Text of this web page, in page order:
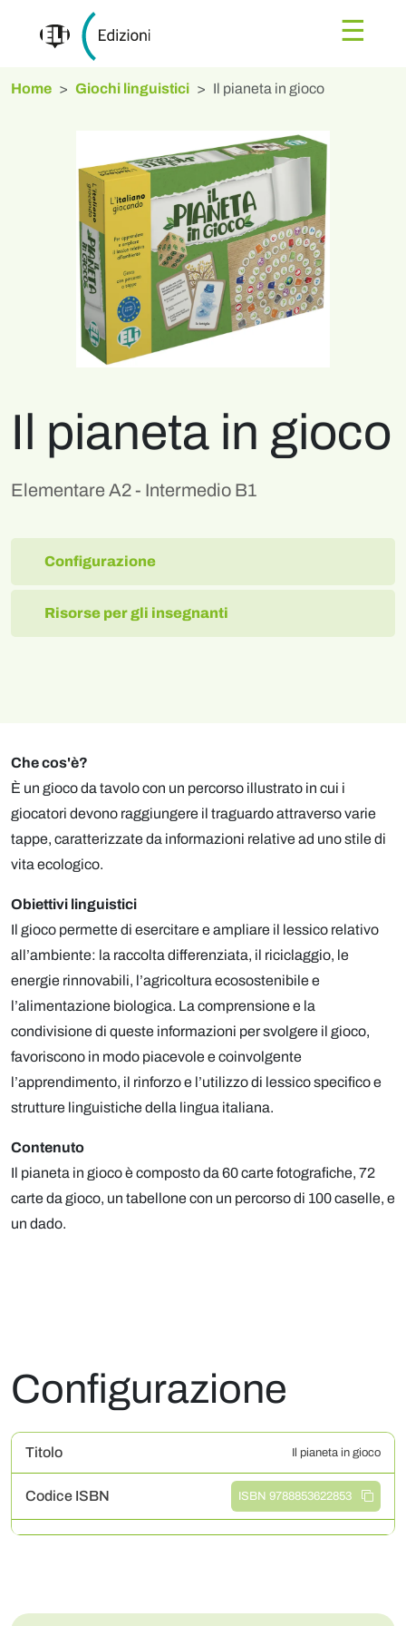
☰
Home Giochi linguistici Il pianeta in gioco
Il pianeta in gioco
Elementare A2 - Intermedio B1
Configurazione
Risorse per gli insegnanti
Che cos'è?
È un gioco da tavolo con un percorso illustrato in cui i
giocatori devono raggiungere il traguardo attraverso varie
tappe, caratterizzate da informazioni relative ad uno stile di
vita ecologico.
Obiettivi linguistici
Il gioco permette di esercitare e ampliare il lessico relativo
all’ambiente: la raccolta differenziata, il riciclaggio, le
energie rinnovabili, l’agricoltura ecosostenibile e
l’alimentazione biologica. La comprensione e la
condivisione di queste informazioni per svolgere il gioco,
favoriscono in modo piacevole e coinvolgente
l’apprendimento, il rinforzo e l’utilizzo di lessico specifico e
strutture linguistiche della lingua italiana.
Contenuto
Il pianeta in gioco è composto da 60 carte fotografiche, 72
carte da gioco, un tabellone con un percorso di 100 caselle, e
un dado.
Configurazione
Titolo Il pianeta in gioco
Codice ISBN ISBN 9788853622853